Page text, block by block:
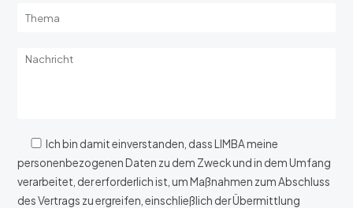
Ich bin damit einverstanden, dass LIMBA meine
personenbezogenen Daten zu dem Zweck und in dem Umfang
verarbeitet, der erforderlich ist, um Maßnahmen zum Abschluss
des Vertrags zu ergreifen, einschließlich der Übermittlung